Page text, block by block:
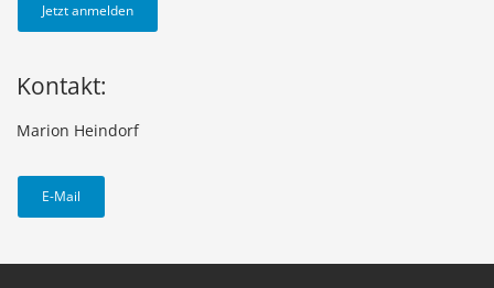
Jetzt anmelden
Kontakt:
Marion Heindorf
E-Mail